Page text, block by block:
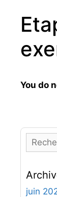
You do
e
h
e
juin